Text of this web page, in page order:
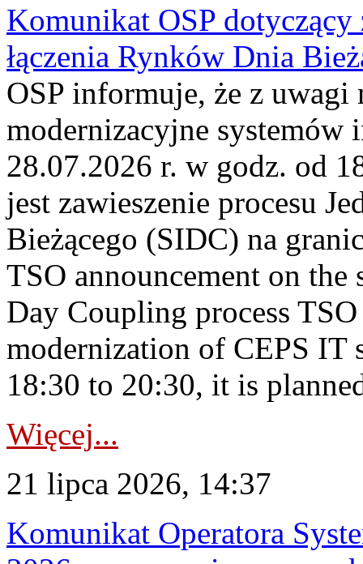
Komunikat OSP dotyczący
łączenia Rynków Dnia
OSP informuje, że z uwagi
modernizacyjne
28.07.2026 r. w godz. od
jest zawieszenie procesu
Bieżącego (SIDC) na
TSO announcement on
Day Coupling process
modernization of CEPS IT
18:30 to 20:30, it is
Więcej...
21 lipca 2026, 14:37
Komunikat Operatora